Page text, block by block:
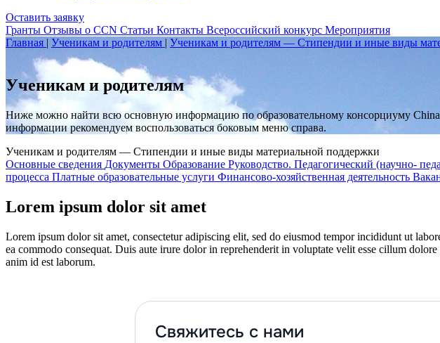
Оставить заявку
Гранты Отзывы о CCN Статьи Контакты Всероссийский конкурс Мероприятия
Главная | Ученикам и родителям | Ученикам и родителям — Стипендии и иные виды
Ученикам и родителям
Ниже можно найти всю основную информацию по образовательному консорциуму
информации рекомендуем воспользоваться боковым меню справа.
Ученикам и родителям — Стипендии и иные виды материальной поддержки
Основные сведения Документы Образование Руководство. Педагогический (научно-
процесса Платные образовательные услуги Финансово-хозяйственная деятельность
Lorem ipsum dolor sit amet
Lorem ipsum dolor sit amet, consectetur adipiscing elit, sed do eiusmod tempor incididunt ut
ea commodo consequat. Duis aute irure dolor in reprehenderit in voluptate velit esse cillum
anim id est laborum.
Свяжитесь с нами